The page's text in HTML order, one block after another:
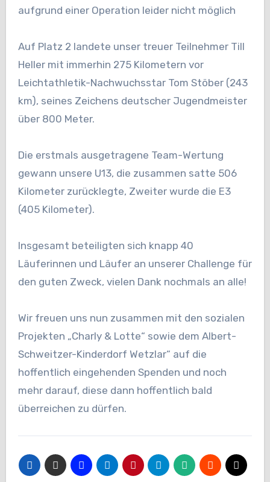
aufgrund einer Operation leider nicht möglich
Auf Platz 2 landete unser treuer Teilnehmer Till
Heller mit immerhin 275 Kilometern vor
Leichtathletik-Nachwuchsstar Tom Stöber (243
km), seines Zeichens deutscher Jugendmeister
über 800 Meter.
Die erstmals ausgetragene Team-Wertung
gewann unsere U13, die zusammen satte 506
Kilometer zurücklegte, Zweiter wurde die E3
(405 Kilometer).
Insgesamt beteiligten sich knapp 40
Läuferinnen und Läufer an unserer Challenge für
den guten Zweck, vielen Dank nochmals an alle!
Wir freuen uns nun zusammen mit den sozialen
Projekten „Charly & Lotte“ sowie dem Albert-
Schweitzer-Kinderdorf Wetzlar“ auf die
hoffentlich eingehenden Spenden und noch
mehr darauf, diese dann hoffentlich bald
überreichen zu dürfen.